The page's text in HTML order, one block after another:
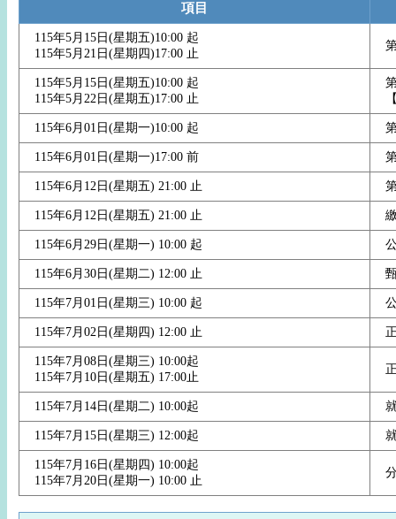
項目
115年5月15日(星期五)10:00 起
115年5月21日(星期四)17:00 止
115年5月15日(星期五)10:00 起
115年5月22日(星期五)17:00 止
115年6月01日(星期一)10:00 起
115年6月01日(星期一)17:00 前
115年6月12日(星期五) 21:00 止
115年6月12日(星期五) 21:00 止
115年6月29日(星期一) 10:00 起
115年6月30日(星期二) 12:00 止
115年7月01日(星期三) 10:00 起
115年7月02日(星期四) 12:00 止
115年7月08日(星期三) 10:00起
115年7月10日(星期五) 17:00止
115年7月14日(星期二) 10:00起
115年7月15日(星期三) 12:00起
115年7月16日(星期四) 10:00起
115年7月20日(星期一) 10:00 止